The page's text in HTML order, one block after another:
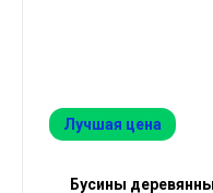
Лучшая цена
Бусины